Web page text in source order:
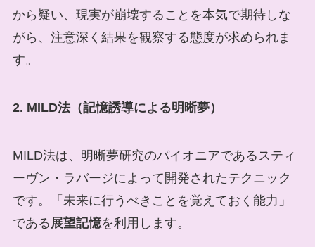
から疑い、現実が崩壊することを本気で期待しな
がら、注意深く結果を観察する態度が求められま
す。
2. MILD法（記憶誘導による明晰夢）
MILD法は、明晰夢研究のパイオニアであるスティ
ーヴン・ラバージによって開発されたテクニック
です。「未来に行うべきことを覚えておく能力」
である 展望記憶を利用します。